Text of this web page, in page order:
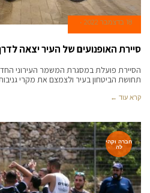
18 בדצמבר 2022
סיירת האופנועים של העיר יצאה
הסיירת פועלת במסגרת המשמר העירוני
תחושת הביטחון בעיר ולצמצם את מקרי
קרא עוד ←
חברה וקהי
לה